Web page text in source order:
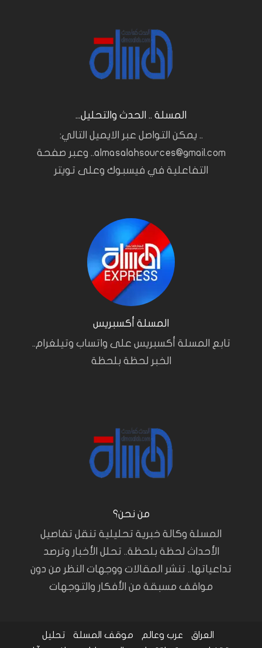
المسلة .. الحدث والتحليل...
.. يمكن التواصل عبر الايميل التالي:
almasalahsources@gmail.com.. وعبر صفحة
التفاعلية في فيسبوك وعلى تويتر
المسلة أكسبريس
تابع المسلة أكسبريس على واتساب وتيلغرام..
الخبر لحظة بلحظة
من نحن؟
المسلة وكالة خبرية تحليلية تنقل تفاصيل
الأحداث لحظة بلحظة.. تحلل الأخبار وترصد
تداعياتها.. تنشر المقالات ووجهات النظر من دون
مواقف مسبقة من الأفكار والتوجهات
العراق عرب وعالم موقف المسلة
تحليل